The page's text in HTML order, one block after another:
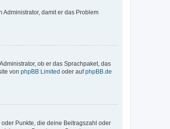
damit er das Problem
ob er das Sprachpaket, das
von phpBB Limited oder aufphpBB.de
Punkte, die deine Beitragszahl oder